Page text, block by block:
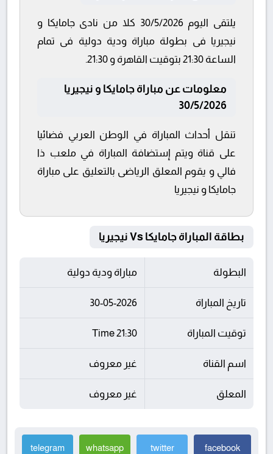
يلتقى اليوم 30/5/2026 كلا من نادى جامايكا و
نيجيريا فى بطولة مباراة ودية دولية فى تمام
الساعة 21:30 بتوقيت القاهرة و 21:30.
معلومات عن مباراة جامايكا و نيجيريا
30/5/2026
تنقل أحداث المباراة في الوطن العربي فضائيا
على قناة ويتم إستضافة المباراة في ملعب ذا
فالي و يقوم المعلق الرياضى بالتعليق على مباراة
جامايكا و نيجيريا
بطاقة المباراة جامايكا Vs نيجيريا
البطولة مباراة ودية دولية
تاريخ المباراة 30-05-2026
توقيت المباراة 21:30 Time
اسم القناة غير معروف
المعلق غير معروف
facebook
twitter
whatsapp
telegram